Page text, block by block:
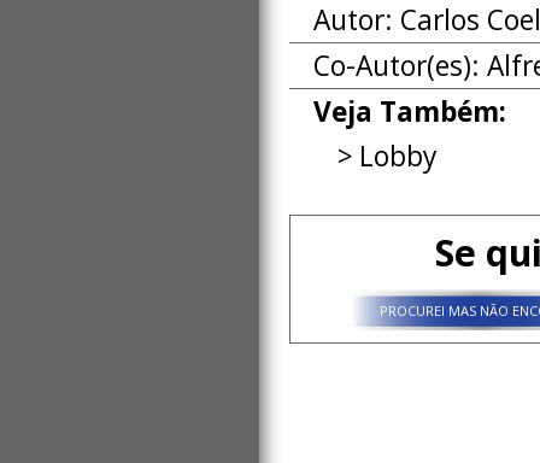
Autor: Carlos
Co-Autor(es):
Veja Também:
Lobby
Se
PROCUREI MAS NÃO